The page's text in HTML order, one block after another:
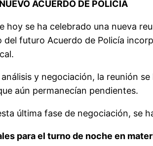
ACUERDO DE POLICÍA
hoy se ha celebrado una nueva
del futuro Acuerdo de Policía
y negociación, la reunión
aún permanecían pendientes.
última fase de negociación, se
para el turno de noche en